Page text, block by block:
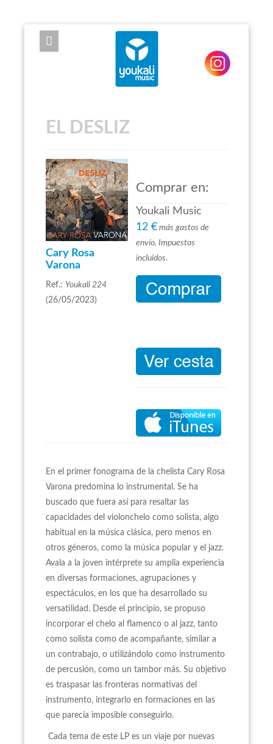
EXPOSE FRAMEWORK FOR JOOMLA 2.5 AND 3.0+
EL DESLIZ
Cary Rosa
Varona
Ref.: Youkali 224
(26/05/2023)
Comprar en:
Youkali Music
12 € más gastos de
envío. Impuestos
incluidos.
En el primer fonograma de la chelista Cary Rosa
Varona predomina lo instrumental. Se ha
buscado que fuera así para resaltar las
capacidades del violonchelo como solista, algo
habitual en la música clásica, pero menos en
otros géneros, como la música popular y el jazz.
Avala a la joven intérprete su amplia experiencia
en diversas formaciones, agrupaciones y
espectáculos, en los que ha desarrollado su
versatilidad. Desde el principio, se propuso
incorporar el chelo al flamenco o al jazz, tanto
como solista como de acompañante, similar a
un contrabajo, o utilizándolo como instrumento
de percusión, como un tambor más. Su objetivo
es traspasar las fronteras normativas del
instrumento, integrarlo en formaciones en las
que parecía imposible conseguirlo.
Cada tema de este LP es un viaje por nuevas